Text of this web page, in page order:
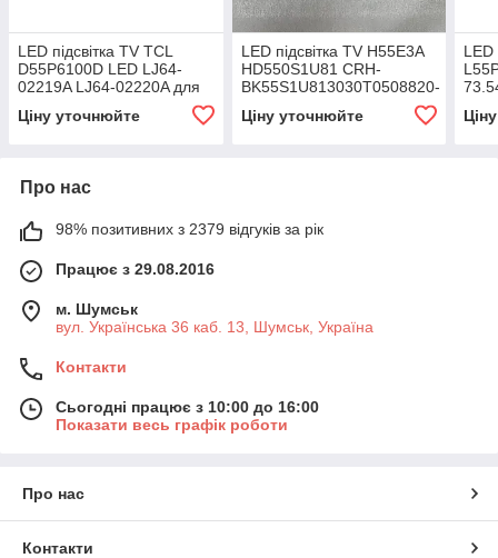
LED підсвітка TV TCL
D55P6100D LED LJ64-
02219A LJ64-02220A для
Ціну уточнюйте
LED підсвітка TV H55E3A
HD550S1U81 CRH-
BK55S1U813030T0508820-
Ціну уточнюйте
LED
Про нас
98% позитивних з 2379 відгуків за рік
Працює з 29.08.2016
м. Шумськ
вул. Українська 36 каб. 13, Шумськ, Україна
Контакти
Сьогодні працює з 10:00 до 16:00
Показати весь графік роботи
Про нас
Контакти